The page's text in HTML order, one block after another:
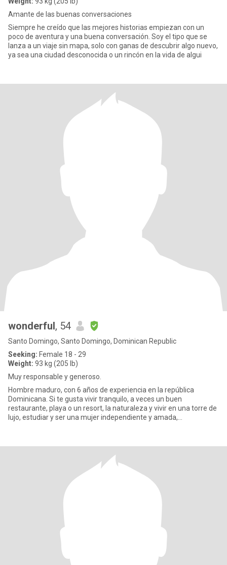
Amante de las buenas conversaciones
Siempre he creído que las mejores historias empiezan con un
poco de aventura y una buena conversación. Soy el tipo que se
lanza a un viaje sin mapa, solo con ganas de descubrir algo nuevo,
ya sea una ciudad desconocida o un rincón en la vida de algui
wonderful, 54
Santo Domingo, Santo Domingo, Dominican Republic
Seeking: Female 18 - 29
Weight: 93 kg (205 lb)
Muy responsable y generoso.
Hombre maduro, con 6 años de experiencia en la república
Dominicana. Si te gusta vivir tranquilo, a veces un buen
restaurante, playa o un resort, la naturaleza y vivir en una torre de
lujo, estudiar y ser una mujer independiente y amada,